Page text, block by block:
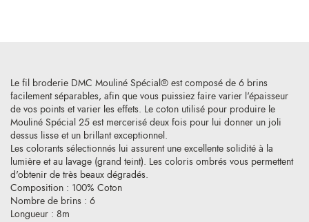
Le fil broderie DMC Mouliné Spécial® est composé de 6 brins
facilement séparables, afin que vous puissiez faire varier l'épaisseur
de vos points et varier les effets. Le coton utilisé pour produire le
Mouliné Spécial 25 est mercerisé deux fois pour lui donner un joli
dessus lisse et un brillant exceptionnel.
Les colorants sélectionnés lui assurent une excellente solidité à la
lumière et au lavage (grand teint). Les coloris ombrés vous permettent
d'obtenir de très beaux dégradés.
Composition : 100% Coton
Nombre de brins : 6
Longueur : 8m